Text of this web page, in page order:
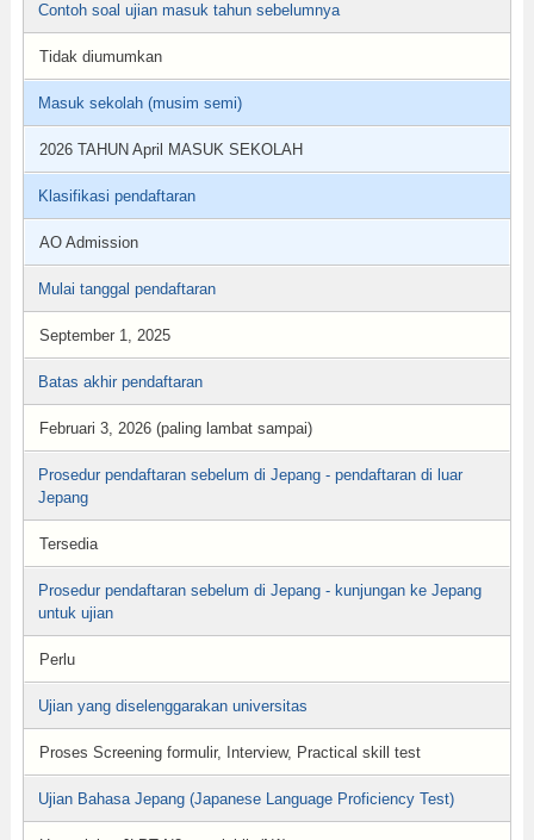
Contoh soal ujian masuk tahun sebelumnya
Tidak diumumkan
Masuk sekolah (musim semi)
2026 TAHUN April MASUK SEKOLAH
Klasifikasi pendaftaran
AO Admission
Mulai tanggal pendaftaran
September 1, 2025
Batas akhir pendaftaran
Februari 3, 2026 (paling lambat sampai)
Prosedur pendaftaran sebelum di Jepang - pendaftaran di luar
Jepang
Tersedia
Prosedur pendaftaran sebelum di Jepang - kunjungan ke Jepang
untuk ujian
Perlu
Ujian yang diselenggarakan universitas
Proses Screening formulir, Interview, Practical skill test
Ujian Bahasa Jepang (Japanese Language Proficiency Test)